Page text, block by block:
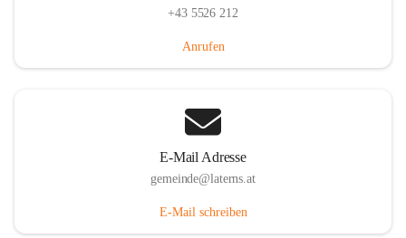
+43 5526 212
Anrufen
E-Mail Adresse
gemeinde@laterns.at
E-Mail schreiben